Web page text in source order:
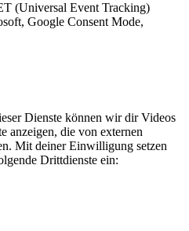
(Universal Event Tracking)
Google Consent Mode,
Dienste können wir dir Videos
anzeigen, die von externen
Mit deiner Einwilligung setzen
Drittdienste ein: